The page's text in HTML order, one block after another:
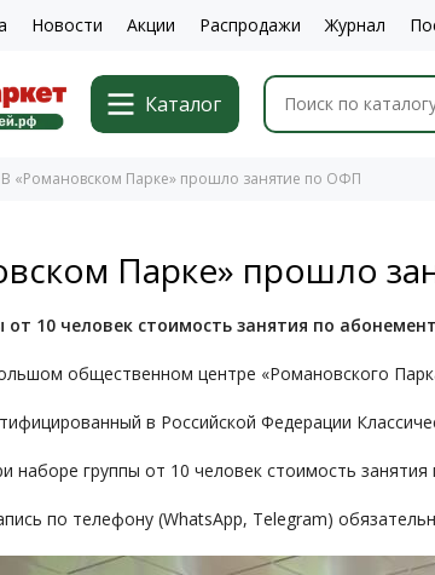
Новости Акции Распродажи Журнал
Каталог
В «Романовском Парке» прошло занятие по ОФП
Парке» прошло
10 человек стоимость занятия по
общественном центре «Романовского
в Российской Федерации
наборе группы от 10 человек стоимость
по телефону (WhatsApp, Telegram)